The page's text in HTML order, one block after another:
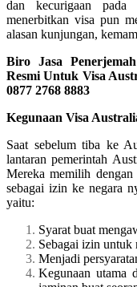
dan kecurigaan pada
menerbitkan visa pun
alasan kunjungan,
Biro Jasa
Resmi Untuk Visa
0877 2768 8883
Kegunaan Visa
Saat sebelum tiba ke
lantaran pemerintah
Mereka memilih
sebagai izin ke negara
yaitu:
Syarat buat
Sebagai izin untuk
Menjadi
Kegunaan utama